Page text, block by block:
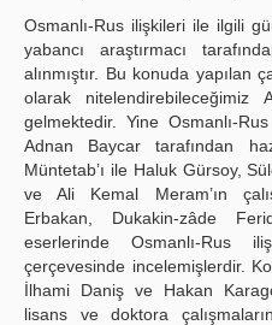
Osmanlı-Rus ilişkileri ile ilgili
yabancı araştırmacı
alınmıştır. Bu konuda yapılan
olarak nitelendirebileceğimiz
gelmektedir. Yine Osmanlı-
Adnan Baycar tarafından
Müntetab’ı ile Haluk Gürsoy,
ve Ali Kemal Meram’ın
Erbakan, Dukakin-zâde
eserlerinde Osmanlı-Rus
çerçevesinde incelemişlerdir.
İlhami Daniş ve Hakan
lisans ve doktora